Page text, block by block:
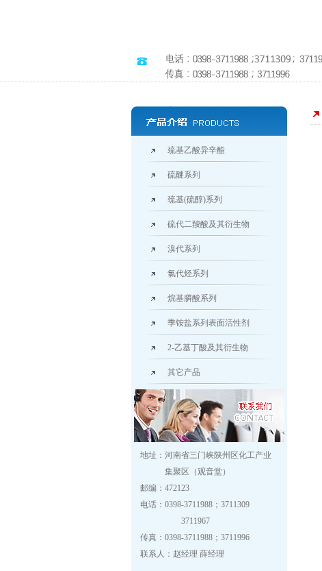
巯基乙酸异辛酯
硫醚系列
巯基(硫醇)系列
硫代二羧酸及其衍生物
溴代系列
氯代烃系列
烷基膦酸系列
季铵盐系列表面活性剂
2-乙基丁酸及其衍生物
其它产品
地址：河南省三门峡陕州区化工产业
集聚区（观音堂）
邮编：472123
电话：0398-3711988；3711309
3711967
传真：0398-3711988；3711996
联系人：赵经理 薛经理